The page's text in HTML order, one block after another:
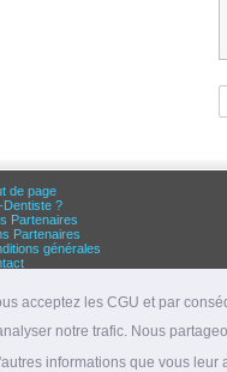
acceptez les CGU et par
notre trafic. Nous
informations que vous
de page
Dentiste ?
Partenaires
Partenaires
générales
Lyon